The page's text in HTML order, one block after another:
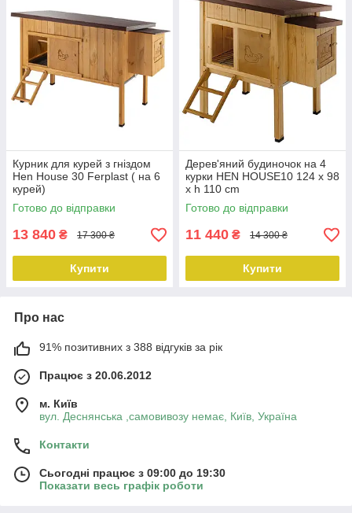
Курник для курей з гніздом
Hen House 30 Ferplast ( на 6
курей)
Готово до відправки
13 840 ₴ 17 300 ₴
Купити
Дерев'яний будиночок на 4
курки HEN HOUSE10 124 x 98
x h 110 cm
Готово до відправки
11 440 ₴ 14 300 ₴
Купити
Про нас
91% позитивних з 388 відгуків за рік
Працює з 20.06.2012
м. Київ
вул. Деснянська ,самовивозу немає, Київ, Україна
Контакти
Сьогодні працює з 09:00 до 19:30
Показати весь графік роботи